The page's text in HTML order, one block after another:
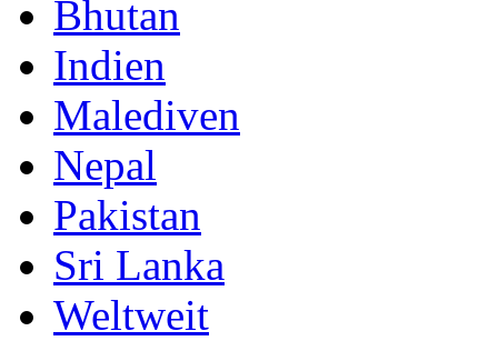
Bhutan
Indien
Malediven
Nepal
Pakistan
Sri Lanka
Weltweit